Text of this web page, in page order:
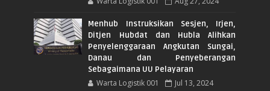
Menhub Instruksikan Sesjen, Irjen,
Ditjen Hubdat dan Hubla Alihkan
Penyelenggaraan Angkutan Sungai,
Danau dan Penyeberangan
Sebagaimana UU Pelayaran
Warta Logistik 001 Jul 13, 2024